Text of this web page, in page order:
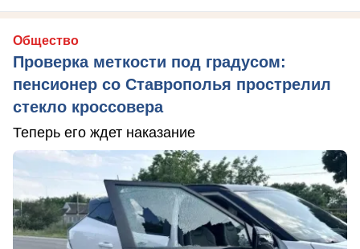
Общество
Проверка меткости под градусом:
пенсионер со Ставрополья прострелил
стекло кроссовера
Теперь его ждет наказание